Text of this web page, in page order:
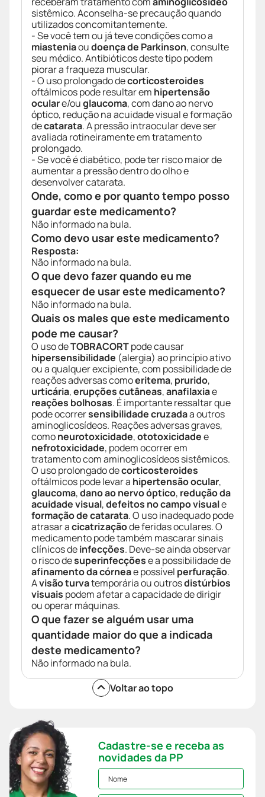
sistêmico. Aconselha-se precaução quando
utilizados concomitantemente.
- Se você tem ou já teve condições como a
miasteniaoudoença de Parkinson, consulte
seu médico. Antibióticos deste tipo podem
piorar a fraqueza muscular.
- O uso prolongado decorticosteroides
oftálmicos pode resultar em hipertensão
oculare/ouglaucoma, com dano ao nervo
óptico, redução na acuidade visual e formação
decatarata. A pressão intraocular deve ser
avaliada rotineiramente em tratamento
prolongado.
- Se você é diabético, pode ter risco maior de
aumentar a pressão dentro do olho e
desenvolver catarata.
Onde, como e por quanto tempo posso
guardar este medicamento?
Não informado na bula.
Como devo usar este medicamento?
Resposta:
Não informado na bula.
O que devo fazer quando eu me
esquecer de usar este medicamento?
Não informado na bula.
Quais os males que este medicamento
pode me causar?
O uso deTOBRACORTpode causar
hipersensibilidade (alergia) ao princípio ativo
ou a qualquer excipiente, com possibilidade de
reações adversas comoeritema, prurido,
urticária,erupções cutâneas,anafilaxiae
reações bolhosas. É importante ressaltar que
pode ocorrersensibilidade cruzadaa outros
aminoglicosídeos. Reações adversas graves,
comoneurotoxicidade,ototoxicidadee
nefrotoxicidade, podem ocorrer em
tratamento com aminoglicosídeos sistêmicos.
O uso prolongado decorticosteroides
oftálmicos pode levar a hipertensão ocular,
glaucoma,dano ao nervo óptico, redução da
acuidade visual,defeitos no campo visuale
formação de catarata. O uso inadequado pode
atrasar acicatrizaçãode feridas oculares. O
medicamento pode também mascarar sinais
clínicos deinfecções. Deve-se ainda observar
o risco desuperinfecçõese a possibilidade de
afinamento da córneae possível perfuração.
Avisão turvatemporária ou outrosdistúrbios
visuais podem afetar a capacidade de dirigir
ou operar máquinas.
O que fazer se alguém usar uma
quantidade maior do que a indicada
deste medicamento?
Não informado na bula.
Voltar ao topo
Cadastre-se e receba as
novidades da PP